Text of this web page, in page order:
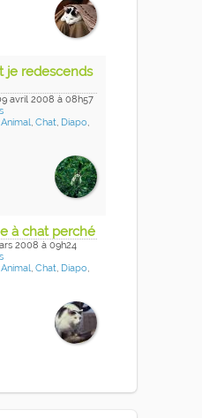
je redescends
avril 2008 à 08h57
Animal, Chat, Diapo,
à chat perché
2008 à 09h24
Animal, Chat, Diapo,